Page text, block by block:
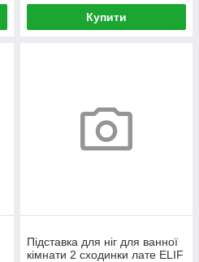
Купити
Підставка для ніг для ванної
кімнати 2 сходинки лате ELIF